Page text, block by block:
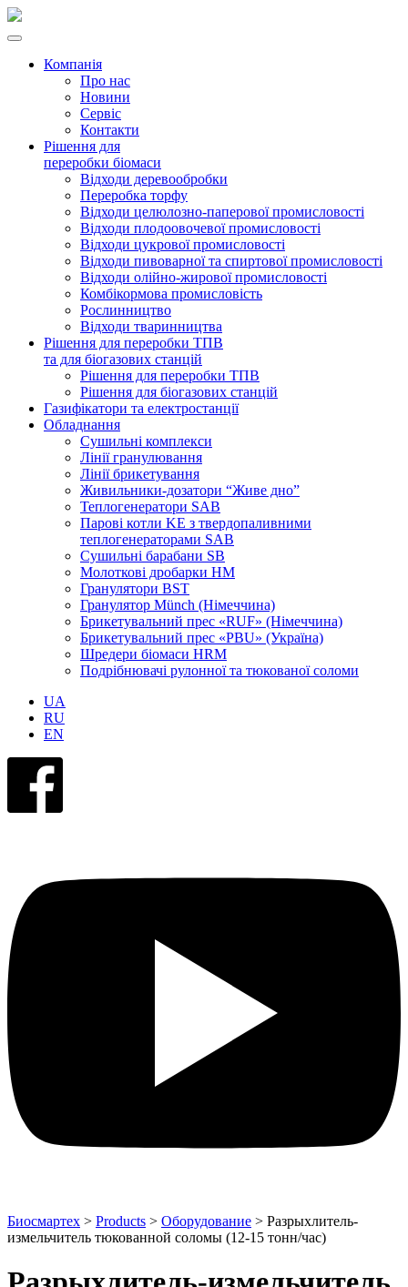
Компанія
Про нас
Новини
Сервіс
Контакти
Рішення для
переробки біомаси
Відходи деревообробки
Переробка торфу
Відходи целюлозно-паперової промисловості
Відходи плодоовочевої промисловості
Відходи цукрової промисловості
Відходи пивоварної та спиртової промисловості
Відходи олійно-жирової промисловості
Комбікормова промисловість
Рослинництво
Відходи тваринництва
Рішення для переробки ТПВ
та для біогазових станцій
Рішення для переробки ТПВ
Рішення для біогазових станцій
Газифікатори та електростанції
Обладнання
Сушильні комплекси
Лінії гранулювання
Лінії брикетування
Живильники-дозатори “Живе дно”
Теплогенератори SAB
Парові котли KE з твердопаливними
теплогенераторами SAB
Сушильні барабани SB
Молоткові дробарки HM
Гранулятори BST
Гранулятор Münch (Німеччина)
Брикетувальний прес «RUF» (Німеччина)
Брикетувальний прес «PBU» (Україна)
Шредери біомаси HRM
Подрібнювачі рулонної та тюкованої соломи
UA
RU
EN
Биосмартех > Products > Оборудование > Разрыхлитель-
измельчитель тюкованной соломы (12-15 тонн/час)